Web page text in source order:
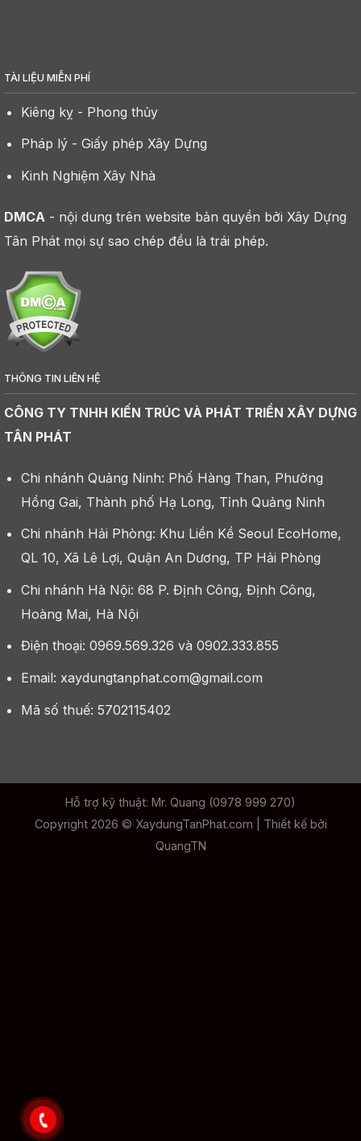
TÀI LIỆU MIỄN PHÍ
Kiêng kỵ - Phong thủy
Pháp lý - Giấy phép Xây Dựng
Kinh Nghiệm Xây Nhà
DMCA - nội dung trên website bản quyền bởi Xây Dựng
Tân Phát mọi sự sao chép đều là trái phép.
THÔNG TIN LIÊN HỆ
CÔNG TY TNHH KIẾN TRÚC VÀ PHÁT TRIỂN XÂY DỰNG
TÂN PHÁT
Chi nhánh Quảng Ninh: Phố Hàng Than, Phường
Hồng Gai, Thành phố Hạ Long, Tỉnh Quảng Ninh
Chi nhánh Hải Phòng: Khu Liền Kề Seoul EcoHome,
QL 10, Xã Lê Lợi, Quận An Dương, TP Hải Phòng
Chi nhánh Hà Nội: 68 P. Định Công, Định Công,
Hoàng Mai, Hà Nội
Điện thoại: 0969.569.326 và 0902.333.855
Email: xaydungtanphat.com@gmail.com
Mã số thuế: 5702115402
Hỗ trợ kỹ thuật: Mr. Quang (0978 999 270)
Copyright 2026 © XaydungTanPhat.com | Thiết kế bởi
QuangTN